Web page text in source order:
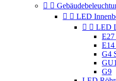
 
  LED
  LED
E27
E14
G4
G9